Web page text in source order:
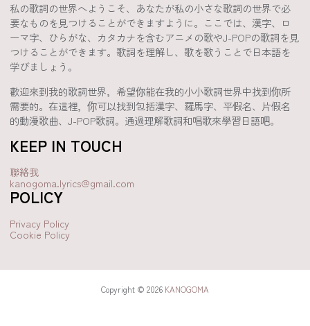
私の歌詞の世界へようこそ、あなたが私の小さな歌詞の世界で必
要なものを見つけることができますように。ここでは、漢字、ロ
ーマ字、ひらがな、カタカナを含むアニメの歌やJ-POPの歌詞を見
つけることができます。歌詞を理解し、歌を歌うことで日本語を
学びましょう。
歡迎來到我的歌詞世界，希望你能在我的小小歌詞世界中找到你所
需要的。在這裡，你可以找到包括漢字、羅馬字、平假名、片假名
的動漫歌曲、J-POP歌詞。通過理解歌詞和唱歌來學習日語吧。
KEEP IN TOUCH
聯絡我
kanogoma.lyrics@gmail.com
POLICY
Privacy Policy
Cookie Policy
Copyright © 2026 KANOGOMA